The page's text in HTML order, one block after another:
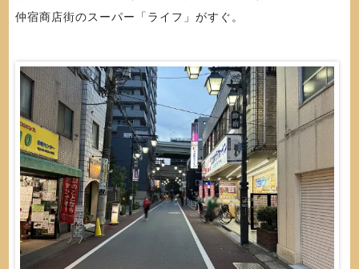
仲宿商店街のスーパー「ライフ」がすぐ。